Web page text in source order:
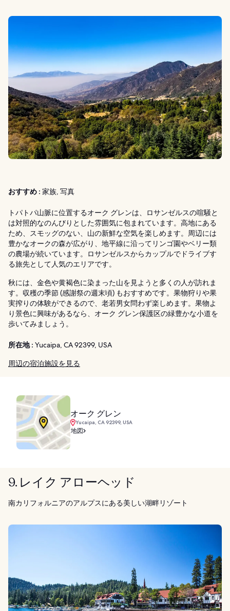
おすすめ : 家族, 写真
トパトパ山脈に位置するオーク グレンは、ロサンゼルスの喧騒と
は対照的なのんびりとした雰囲気に包まれています。高地にある
ため、スモッグのない、山の新鮮な空気を楽しめます。周辺には
豊かなオークの森が広がり、地平線に沿ってリンゴ園やベリー類
の農場が続いています。ロサンゼルスからカップルでドライブす
る旅先として人気のエリアです。
秋には、金色や黄褐色に染まった山を見ようと多くの人が訪れま
す。収穫の季節 (感謝祭の週末頃) もおすすめです。果物狩りや果
実搾りの体験ができるので、老若男女問わず楽しめます。果物よ
り景色に興味があるなら、オーク グレン保護区の緑豊かな小道を
歩いてみましょう。
所在地 : Yucaipa, CA 92399, USA
周辺の宿泊施設を見る
オーク グレン
Yucaipa, CA 92399, USA
地図
9. レイク アローヘッド
南カリフォルニアのアルプスにある美しい湖畔リゾート